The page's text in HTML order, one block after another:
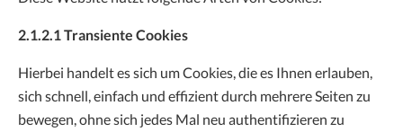
2.1.2.1 Transiente Cookies
Hierbei handelt es sich um Cookies, die es Ihnen erlauben,
sich schnell, einfach und effizient durch mehrere Seiten zu
bewegen, ohne sich jedes Mal neu authentifizieren zu